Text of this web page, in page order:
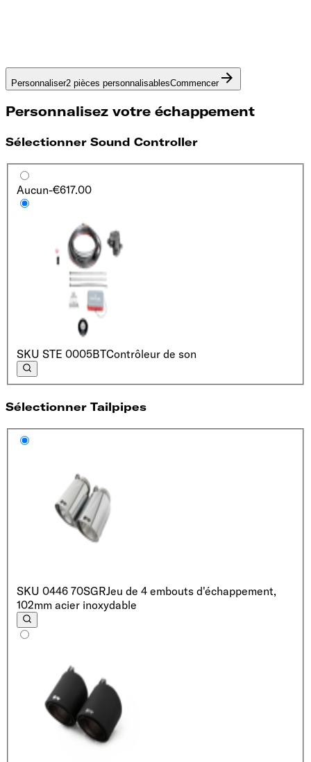
Personnaliser2 pièces personnalisablesCommencer
Personnalisez votre échappement
Sélectionner Sound Controller
Aucun-€617.00
SKU STE 0005BTContrôleur de son
Sélectionner Tailpipes
SKU 0446 70SGRJeu de 4 embouts d'échappement,
102mm acier inoxydable